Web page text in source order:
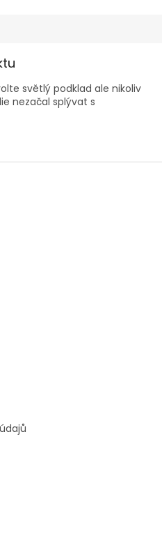
světlý podklad ale nikoliv
nezačal splývat s